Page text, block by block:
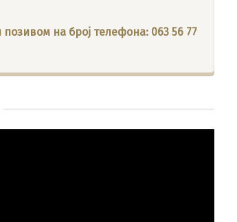
на број телефона: 063 56 77